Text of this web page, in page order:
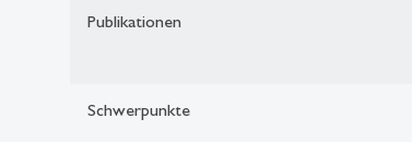
Publikationen
Schwerpunkte